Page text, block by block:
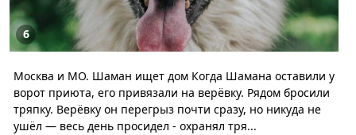
6
Москва и МО. Шаман ищет дом Когда Шамана оставили у
ворот приюта, его привязали на верёвку. Рядом бросили
тряпку. Верёвку он перегрыз почти сразу, но никуда не
ушёл — весь день просидел - охранял тря...